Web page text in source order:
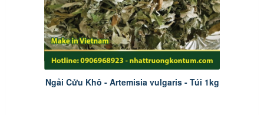
Ngải Cửu Khô - Artemisia vulgaris - Túi 1kg